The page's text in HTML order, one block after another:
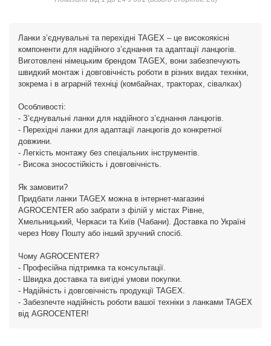
Ланки з’єднувальні та перехідні TAGEX – це високоякісні
компоненти для надійного з’єднання та адаптації ланцюгів.
Виготовлені німецьким брендом TAGEX, вони забезпечують
швидкий монтаж і довговічність роботи в різних видах техніки,
зокрема і в аграрній техніці (комбайнах, тракторах, сівалках)
Особливості:
- З’єднувальні ланки для надійного з’єднання ланцюгів.
- Перехідні ланки для адаптації ланцюгів до конкретної
довжини.
- Легкість монтажу без спеціальних інструментів.
- Висока зносостійкість і довговічність.
Як замовити?
Придбати ланки TAGEX можна в інтернет-магазині
AGROCENTER або забрати з філій у містах Рівне,
Хмельницький, Черкаси та Київ (Чабани). Доставка по Україні
через Нову Пошту або інший зручний спосіб.
Чому AGROCENTER?
- Професійна підтримка та консультації.
- Швидка доставка та вигідні умови покупки.
- Надійність і довговічність продукції TAGEX.
- Забезпечте надійність роботи вашої техніки з ланками TAGEX
від AGROCENTER!